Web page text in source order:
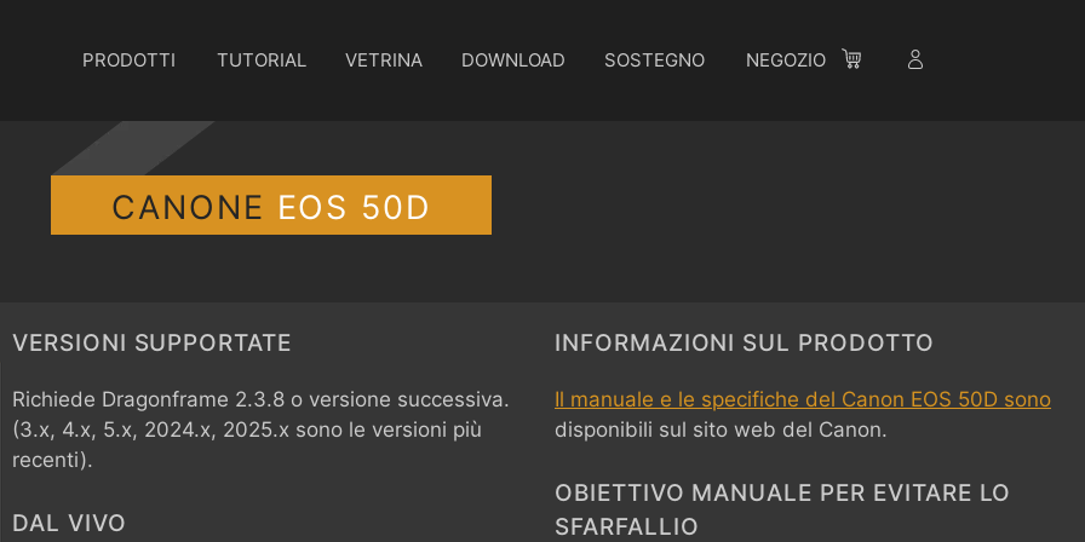
PRODOTTI TUTORIAL VETRINA DOWNLOAD SOSTEGNO NEGOZIO
CANONE EOS 50D
VERSIONI SUPPORTATE
Richiede Dragonframe 2.3.8 o versione successiva.
(3.x, 4.x, 5.x, 2024.x, 2025.x sono le versioni più
recenti).
DAL VIVO
INFORMAZIONI SUL PRODOTTO
Il manuale e le specifiche del Canon EOS 50D sono
disponibili sul sito web del Canon.
OBIETTIVO MANUALE PER EVITARE LO
SFARFALLIO